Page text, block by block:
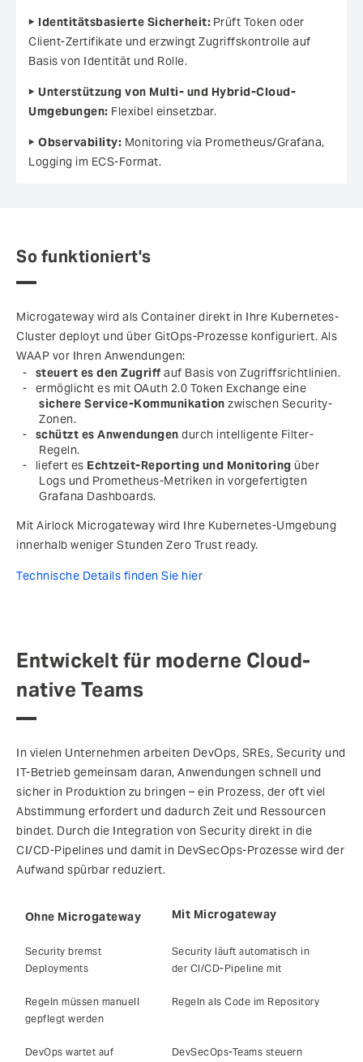
▶ Identitätsbasierte Sicherheit: Prüft Token oder
Client-Zertifikate und erzwingt Zugriffskontrolle auf
Basis von Identität und Rolle.
▶ Unterstützung von Multi- und Hybrid-Cloud-
Umgebungen: Flexibel einsetzbar.
▶ Observability: Monitoring via Prometheus/Grafana,
Logging im ECS-Format.
So funktioniert's
Microgateway wird als Container direkt in Ihre Kubernetes-
Cluster deployt und über GitOps-Prozesse konfiguriert. Als
WAAP vor Ihren Anwendungen:
steuert es den Zugriff auf Basis von Zugriffsrichtlinien.
ermöglicht es mit OAuth 2.0 Token Exchange eine
sichere Service-Kommunikation zwischen Security-
Zonen.
schützt es Anwendungen durch intelligente Filter-
Regeln.
liefert es Echtzeit-Reporting und Monitoring über
Logs und Prometheus-Metriken in vorgefertigten
Grafana Dashboards.
Mit Airlock Microgateway wird Ihre Kubernetes-Umgebung
innerhalb weniger Stunden Zero Trust ready.
Technische Details finden Sie hier
Entwickelt für moderne Cloud-
native Teams
In vielen Unternehmen arbeiten DevOps, SREs, Security und
IT-Betrieb gemeinsam daran, Anwendungen schnell und
sicher in Produktion zu bringen – ein Prozess, der oft viel
Abstimmung erfordert und dadurch Zeit und Ressourcen
bindet. Durch die Integration von Security direkt in die
CI/CD-Pipelines und damit in DevSecOps-Prozesse wird der
Aufwand spürbar reduziert.
Ohne Microgateway Mit Microgateway
Security bremst
Deployments
Security läuft automatisch in
der CI/CD-Pipeline mit
Regeln müssen manuell
gepflegt werden
Regeln als Code im Repository
DevOps wartet auf DevSecOps-Teams steuern